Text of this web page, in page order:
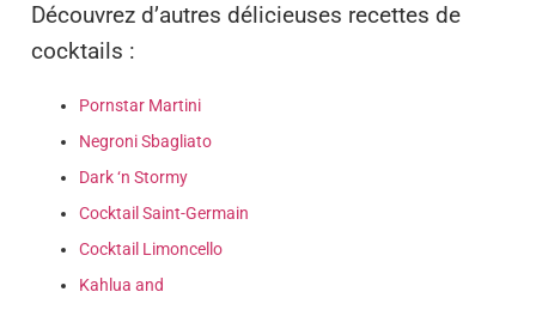
Découvrez d’autres délicieuses recettes de
cocktails :
Pornstar Martini
Negroni Sbagliato
Dark ‘n Stormy
Cocktail Saint-Germain
Cocktail Limoncello
Kahlua and